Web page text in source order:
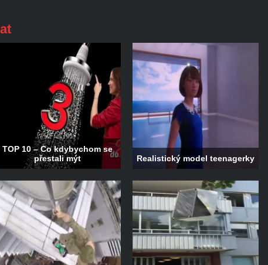
TOP 10 – Co kdybychom se
přestali mýt
Realistický model teenagerky